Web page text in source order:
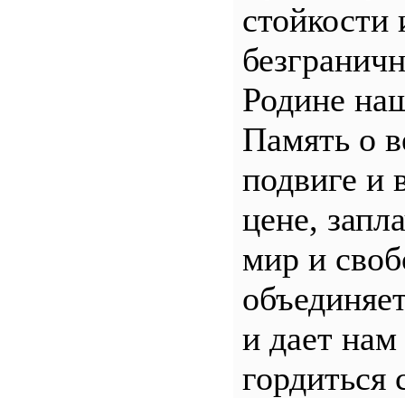
стойкости
Родине
Память о
подвиге и
цене,
мир и
и дает
гордиться